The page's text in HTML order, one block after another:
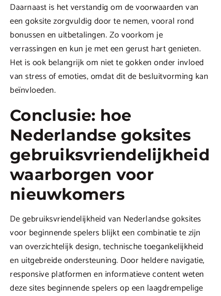
Daarnaast is het verstandig om de voorwaarden van
een goksite zorgvuldig door te nemen, vooral rond
bonussen en uitbetalingen. Zo voorkom je
verrassingen en kun je met een gerust hart genieten.
Het is ook belangrijk om niet te gokken onder invloed
van stress of emoties, omdat dit de besluitvorming kan
beïnvloeden.
Conclusie: hoe
Nederlandse goksites
gebruiksvriendelijkheid
waarborgen voor
nieuwkomers
De gebruiksvriendelijkheid van Nederlandse goksites
voor beginnende spelers blijkt een combinatie te zijn
van overzichtelijk design, technische toegankelijkheid
en uitgebreide ondersteuning. Door heldere navigatie,
responsive platformen en informatieve content weten
deze sites beginnende spelers op een laagdrempelige